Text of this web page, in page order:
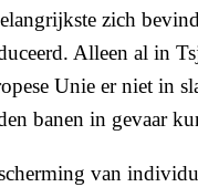
zich
Alleen al in
Unie er niet in
banen in gevaar
van